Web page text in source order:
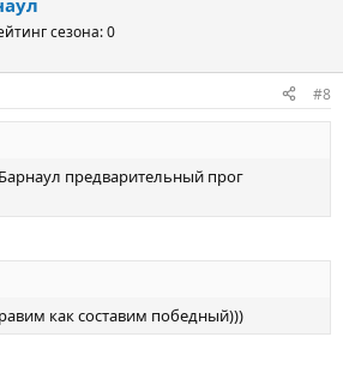
сезона: 0
#8
предварительный прог
как составим победный)))